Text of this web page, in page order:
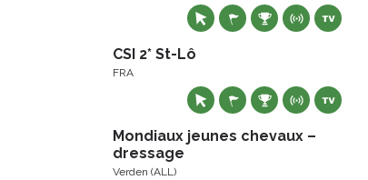
CSI 2* St-Lô
FRA
Mondiaux jeunes chevaux –
dressage
Verden (ALL)